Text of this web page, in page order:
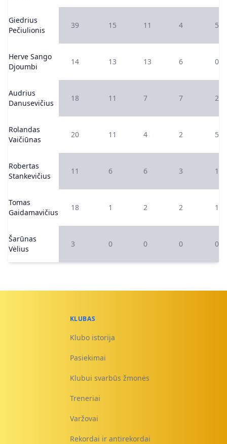
Giedrius
Pečiulionis
39 15 11 4 5
Herve Sango
Djoumbi
14 13 13 6 0
Audrius
Danusevičius
18 11 7 7 2
Rolandas
Vaičiūnas
20 11 4 2 5
Robertas
Stankevičius
11 6 6 3 1
Tomas
Gaidamavičius
18 1 2 2 1
Šarūnas
Vėlius
3 0 0 0 0
KLUBAS
Klubo istorija
Pasiekimai
Klubui svarbūs žmonės
Treneriai
Varžovai
Rekordai ir antirekordai